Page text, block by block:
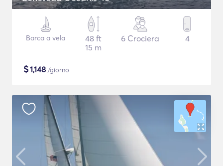
Barca a vela
48 ft
15 m
6 Crociera 4
$1,148 /giorno